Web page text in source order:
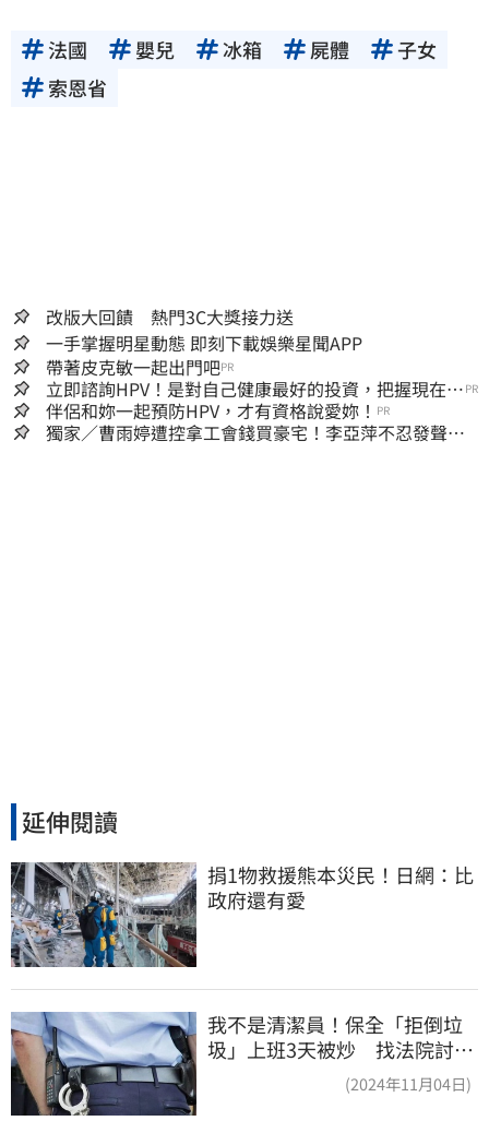
法國 嬰兒 冰箱 屍體
子女
索恩省
改版大回饋 熱門3C大獎接力送
一手掌握明星動態 即刻下載娛樂星聞APP
帶著皮克敏一起出門吧PR
立即諮詢HPV！是對自己健康最好的投資，把握現在不
嫌晚！
PR
伴侶和妳一起預防HPV，才有資格說愛妳！ PR
獨家／曹雨婷遭控拿工會錢買豪宅！李亞萍不忍發聲：
延伸閱讀
捐1物救援熊本災民！日網：比
政府還有愛
我不是清潔員！保全「拒倒垃
圾」上班3天被炒 找法院討公
(2024年11月04日)